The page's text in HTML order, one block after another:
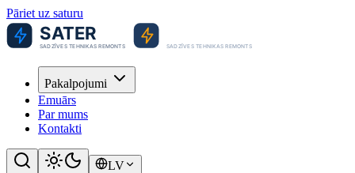
Pāriet uz saturu
Pakalpojumi
Emuārs
Par mums
Kontakti
LV